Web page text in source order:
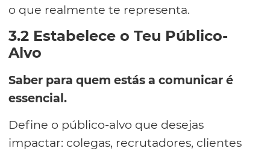
o que realmente te representa.
3.2 Estabelece o Teu Público-
Alvo
Saber para quem estás a comunicar é
essencial.
Define o público-alvo que desejas
impactar: colegas, recrutadores, clientes